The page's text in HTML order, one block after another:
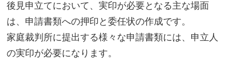
後見申立てにおいて、実印が必要となる主な場面
は、申請書類への押印と委任状の作成です。
家庭裁判所に提出する様々な申請書類には、申立人
の実印が必要になります。